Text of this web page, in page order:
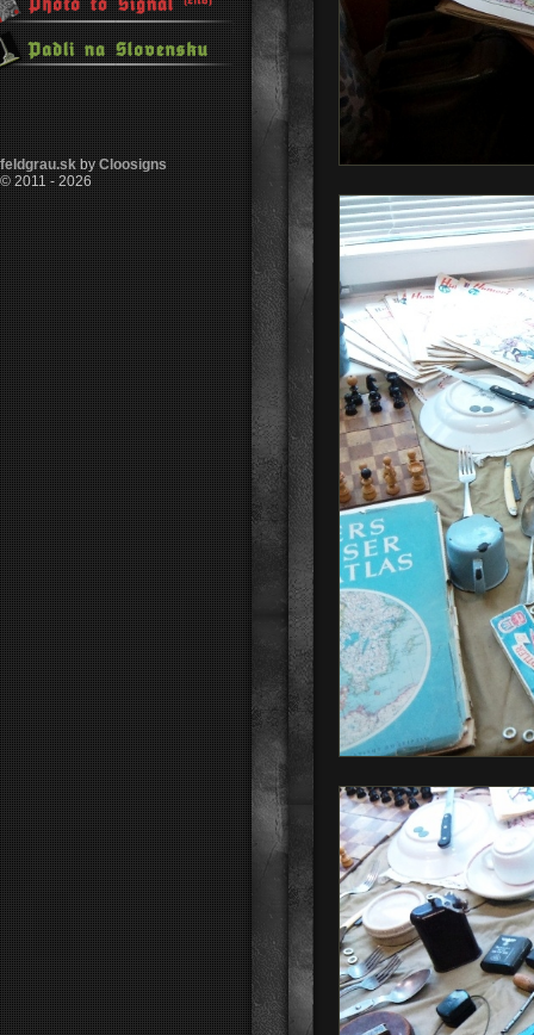
feldgrau.skbyCloosigns
© 2011 - 2026